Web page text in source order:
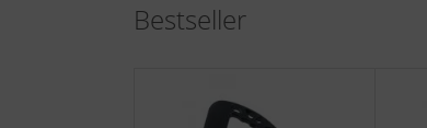
Bestseller